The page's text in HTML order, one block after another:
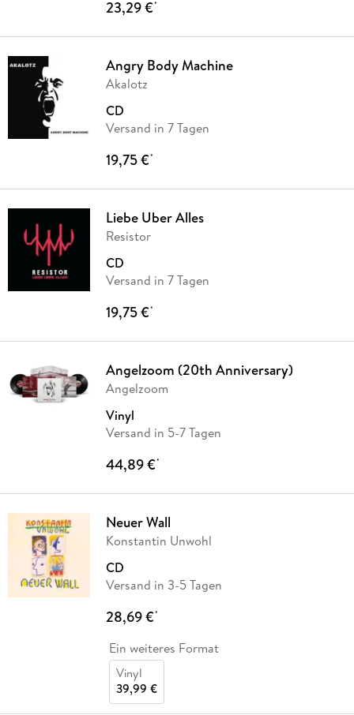
23,29 €*
Angry Body Machine
Akalotz
CD
Versand in 7 Tagen
19,75 €*
Liebe Uber Alles
Resistor
CD
Versand in 7 Tagen
19,75 €*
Angelzoom (20th Anniversary)
Angelzoom
Vinyl
Versand in 5-7 Tagen
44,89 €*
Neuer Wall
Konstantin Unwohl
CD
Versand in 3-5 Tagen
28,69 €*
Ein weiteres Format
Vinyl
39,99 €